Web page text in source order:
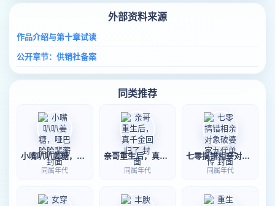
外部资料来源
作品介绍与第十章试读
公开章节：供销社备案
同类推荐
小嘴叭叭姜糖，哑巴哈哈裴蘅
同属年代
亲哥重生后，真千金回归了
同属年代
七零搞错相亲对象破婆家九代单传
同属年代